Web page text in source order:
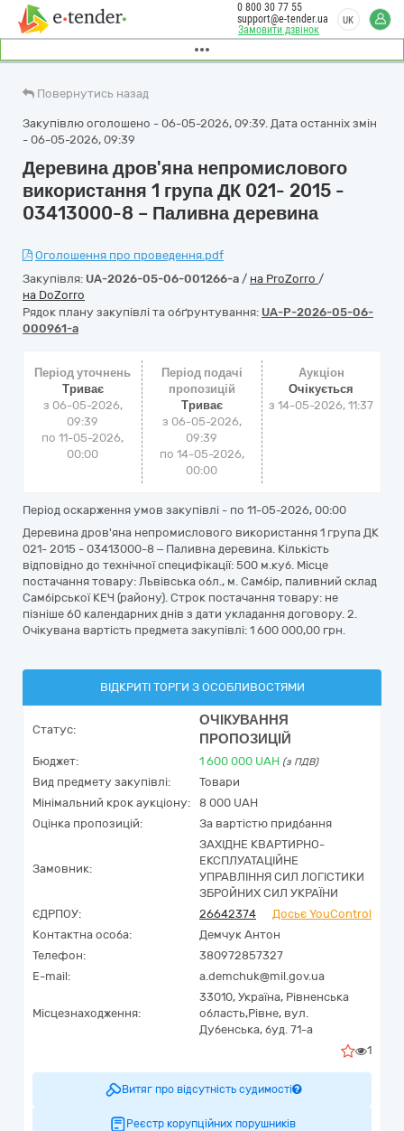
Замовити дзвінок
0 800 30 77 55
support@e-tender.ua
UK
Повернутись назад
Закупівлю оголошено - 06-05-2026, 09:39. Дата останніх змін
- 06-05-2026, 09:39
Деревина дров'яна непромислового
використання 1 група ДК 021- 2015 -
03413000-8 – Паливна деревина
Оголошення про проведення.pdf
Закупівля: UA-2026-05-06-001266-a / на ProZorro /
на DoZorro
Рядок плану закупівлі та обґрунтування: UA-P-2026-05-06-
000961-a
Період уточнень
Триває
з 06-05-2026,
09:39
по 11-05-2026,
00:00
Період подачі
пропозицій
Триває
з 06-05-2026,
09:39
по 14-05-2026,
00:00
Аукціон
Очікується
з14-05-2026, 11:37
Період оскарження умов закупівлі - по 11-05-2026, 00:00
Деревина дров'яна непромислового використання 1 група ДК
021- 2015 - 03413000-8 – Паливна деревина. Кількість
відповідно до технічної специфікації: 500 м.куб. Місце
постачання товару: Львівська обл., м. Самбір, паливний склад
Самбірської КЕЧ (району). Строк постачання товару: не
пізніше 60 календарних днів з дати укладання договору. 2.
Очікувана вартість предмета закупівлі: 1 600 000,00 грн.
ВІДКРИТІ ТОРГИ З ОСОБЛИВОСТЯМИ
Статус:
ОЧІКУВАННЯ
ПРОПОЗИЦІЙ
Бюджет: 1 600 000 UAH (з ПДВ)
Вид предмету закупівлі:
Товари
Мінімальний крок аукціону:
8 000 UAH
Оцінка пропозицій:
За вартістю придбання
Замовник:
ЗАХІДНЕ КВАРТИРНО-
ЕКСПЛУАТАЦІЙНЕ
УПРАВЛІННЯ СИЛ ЛОГІСТИКИ
ЗБРОЙНИХ СИЛ УКРАЇНИ
ЄДРПОУ:
26642374
Досьє YouControl
Контактна особа:
Демчук Антон
Телефон:
380972857327
E-mail:
a.demchuk@mil.gov.ua
Місцезнаходження:
33010, Україна, Рівненська
область,Рівне, вул.
Дубенська, буд. 71-а
1
Витяг про відсутність судимості
Реєстр корупційних порушників